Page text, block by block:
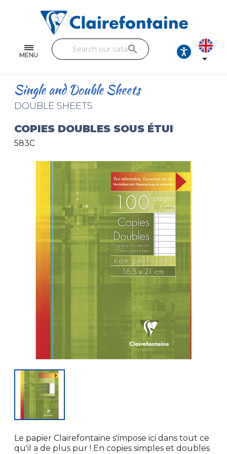
MENU
Single and double sheets
Fine arts
Handicraft
Pencil cases & Leather goods
FIND OUR COLLECTIONS
search

Single and Double Sheets
DOUBLE SHEETS
COPIES DOUBLES SOUS ÉTUI
583C
Le papier Clairefontaine s'impose ici dans tout ce
qu'il a de plus pur ! En copies simples et doubles